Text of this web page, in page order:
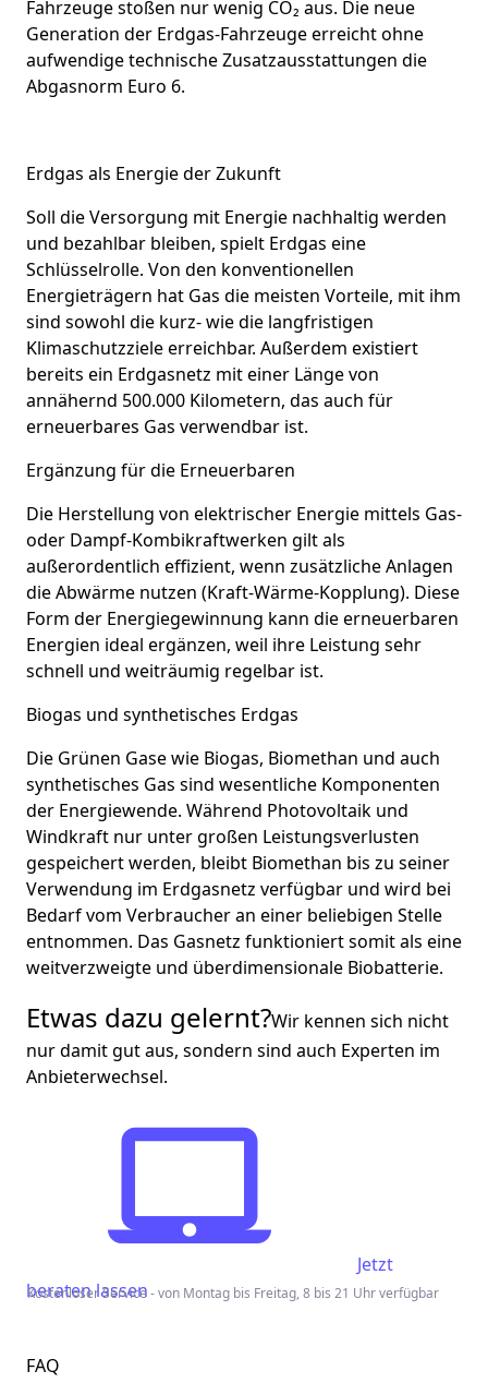
Fahrzeuge stoßen nur wenig CO₂ aus. Die neue
Generation der Erdgas-Fahrzeuge erreicht ohne
aufwendige technische Zusatzausstattungen die
Abgasnorm Euro 6.
Erdgas als Energie der Zukunft
Soll die Versorgung mit Energie nachhaltig werden
und bezahlbar bleiben, spielt Erdgas eine
Schlüsselrolle. Von den konventionellen
Energieträgern hat Gas die meisten Vorteile, mit ihm
sind sowohl die kurz- wie die langfristigen
Klimaschutzziele erreichbar. Außerdem existiert
bereits ein Erdgasnetz mit einer Länge von
annähernd 500.000 Kilometern, das auch für
erneuerbares Gas verwendbar ist.
Ergänzung für die Erneuerbaren
Die Herstellung von elektrischer Energie mittels Gas-
oder Dampf-Kombikraftwerken gilt als
außerordentlich effizient, wenn zusätzliche Anlagen
die Abwärme nutzen (Kraft-Wärme-Kopplung). Diese
Form der Energiegewinnung kann die erneuerbaren
Energien ideal ergänzen, weil ihre Leistung sehr
schnell und weiträumig regelbar ist.
Biogas und synthetisches Erdgas
Die Grünen Gase wie Biogas, Biomethan und auch
synthetisches Gas sind wesentliche Komponenten
der Energiewende. Während Photovoltaik und
Windkraft nur unter großen Leistungsverlusten
gespeichert werden, bleibt Biomethan bis zu seiner
Verwendung im Erdgasnetz verfügbar und wird bei
Bedarf vom Verbraucher an einer beliebigen Stelle
entnommen. Das Gasnetz funktioniert somit als eine
weitverzweigte und überdimensionale Biobatterie.
Etwas dazu gelernt?Wir kennen sich nicht
nur damit gut aus, sondern sind auch Experten im
Anbieterwechsel.
Jetzt
beraten lassen
Kostenloser Service - von Montag bis Freitag, 8 bis 21 Uhr verfügbar
FAQ